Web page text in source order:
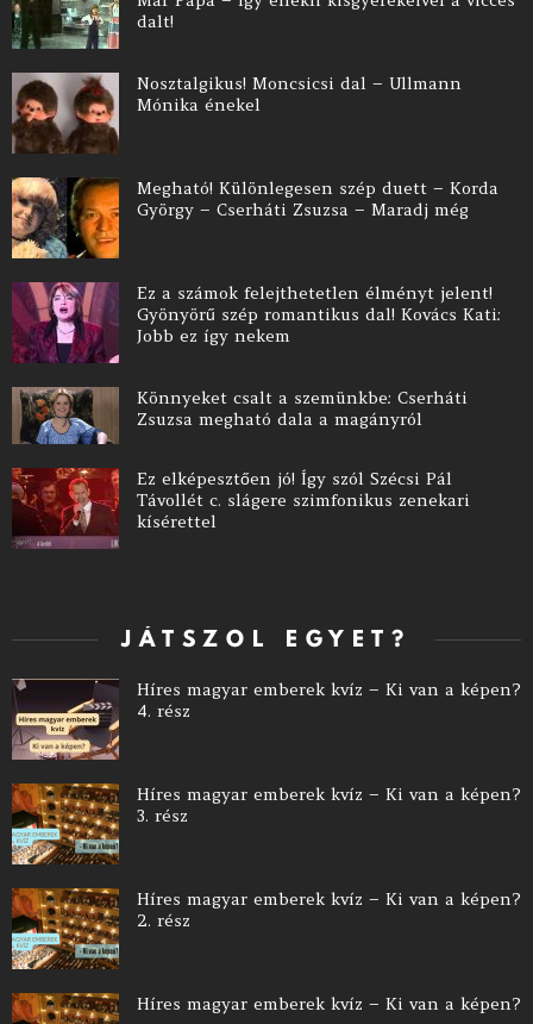
dalt!
Nosztalgikus! Moncsicsi dal – Ullmann
Mónika énekel
Megható! Különlegesen szép duett – Korda
György – Cserháti Zsuzsa – Maradj még
Ez a számok felejthetetlen élményt jelent!
Gyönyörű szép romantikus dal! Kovács Kati:
Jobb ez így nekem
Könnyeket csalt a szemünkbe: Cserháti
Zsuzsa megható dala a magányról
Ez elképesztően jó! Így szól Szécsi Pál
Távollét c. slágere szimfonikus zenekari
kísérettel
JÁTSZOL EGYET?
Híres magyar emberek kvíz – Ki van a képen?
4. rész
Híres magyar emberek kvíz – Ki van a képen?
3. rész
Híres magyar emberek kvíz – Ki van a képen?
2. rész
Híres magyar emberek kvíz – Ki van a képen?